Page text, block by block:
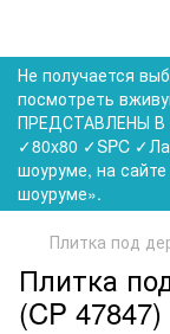
Не получается
посмотреть
ПРЕДСТАВЛЕНЫ
✓80x80 ✓SPC
шоуруме, на
шоуруме».
Плитка под
Плитка
(CP